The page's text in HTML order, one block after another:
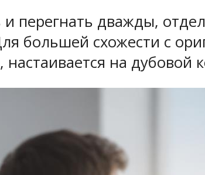
перегнать дважды,
большей схожести с
на дубовой